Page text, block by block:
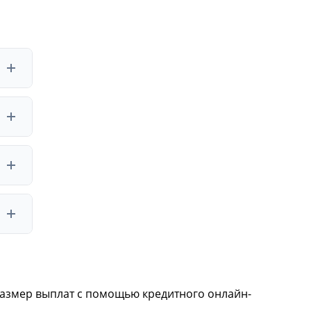
выплат с помощью кредитного онлайн-